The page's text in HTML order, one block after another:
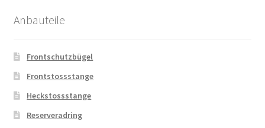
Anbauteile
Frontschutzbügel
Frontstossstange
Heckstossstange
Reserveradring